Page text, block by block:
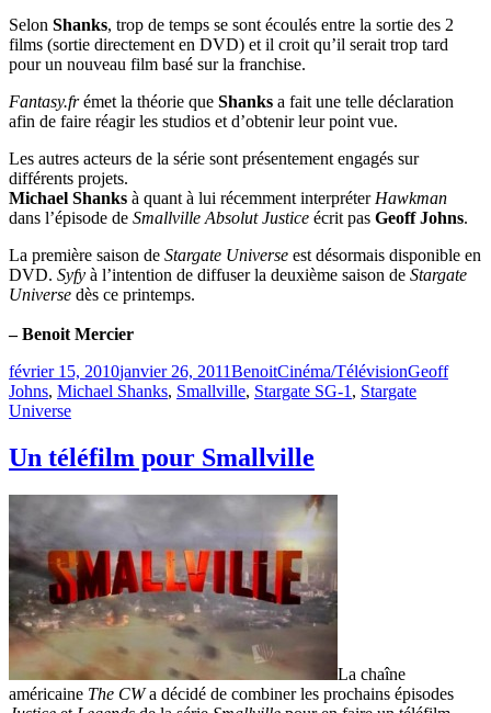
Selon Shanks, trop de temps se sont écoulés entre la sortie des 2
films (sortie directement en DVD) et il croit qu’il serait trop tard
pour un nouveau film basé sur la franchise.
Fantasy.frémet la théorie que Shanks a fait une telle déclaration
afin de faire réagir les studios et d’obtenir leur point vue.
Les autres acteurs de la série sont présentement engagés sur
différents projets.
Michael Shanks à quant à lui récemment interpréter Hawkman
dans l’épisode de Smallville Absolut Justice écrit pas Geoff Johns.
La première saison de Stargate Universe est désormais disponible en
DVD. Syfy à l’intention de diffuser la deuxième saison de Stargate
Universe dès ce printemps.
– Benoit Mercier
Publié
le
février 15, 2010janvier 26, 2011BenoitCatégories
Cinéma/TélévisionÉtiquettes
Geoff
Johns, Michael Shanks, Smallville, Stargate SG-1 , Stargate
Universe
Un téléfilm pour Smallville
La chaîne
américaine The CWa décidé de combiner les prochains épisodes